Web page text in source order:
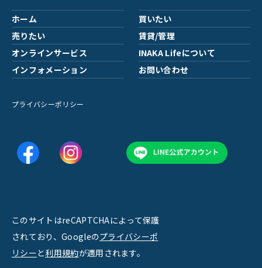
このサイトはreCAPTCHAによって保護
されており、Googleのプライバシーポ
リシーと利用規約が適用されます。
ホーム
買いたい
売りたい
賃貸/管理
オンラインサービス
INAKA Lifeについて
インフォメーション
お問い合わせ
プライバシーポリシー